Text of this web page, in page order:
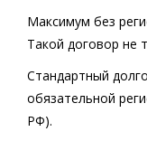
Максимум без
Такой договор не
Стандартный
обязательной
РФ).